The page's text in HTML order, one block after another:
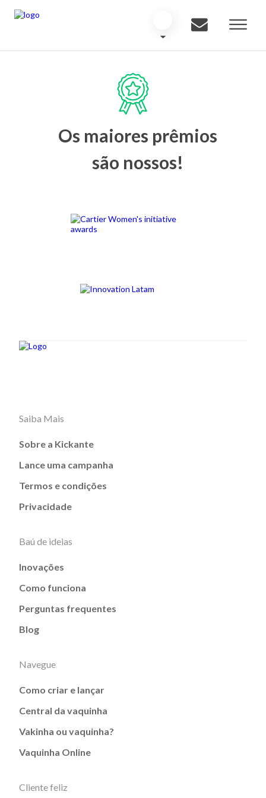
Os maiores prêmios
são nossos!
Saiba Mais
Sobre a Kickante
Lance uma campanha
Termos e condições
Privacidade
Baú de ideias
Inovações
Como funciona
Perguntas frequentes
Blog
Navegue
Como criar e lançar
Central da vaquinha
Vakinha ou vaquinha?
Vaquinha Online
Cliente feliz